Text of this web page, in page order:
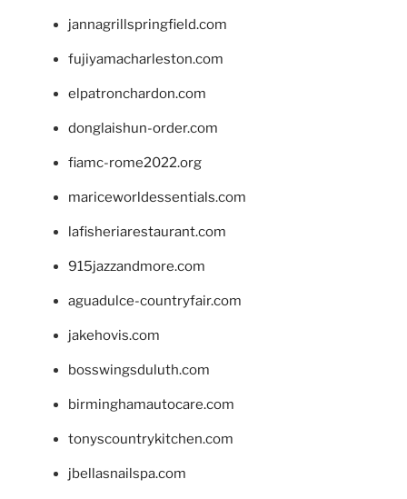
jannagrillspringfield.com
fujiyamacharleston.com
elpatronchardon.com
donglaishun-order.com
fiamc-rome2022.org
mariceworldessentials.com
lafisheriarestaurant.com
915jazzandmore.com
aguadulce-countryfair.com
jakehovis.com
bosswingsduluth.com
birminghamautocare.com
tonyscountrykitchen.com
jbellasnailspa.com